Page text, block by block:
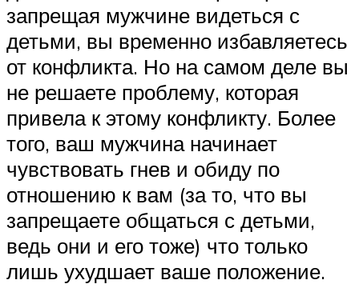
запрещая мужчине видеться с
детьми, вы временно избавляетесь
от конфликта. Но на самом деле вы
не решаете проблему, которая
привела к этому конфликту. Более
того, ваш мужчина начинает
чувствовать гнев и обиду по
отношению к вам (за то, что вы
запрещаете общаться с детьми,
ведь они и его тоже) что только
лишь ухудшает ваше положение.